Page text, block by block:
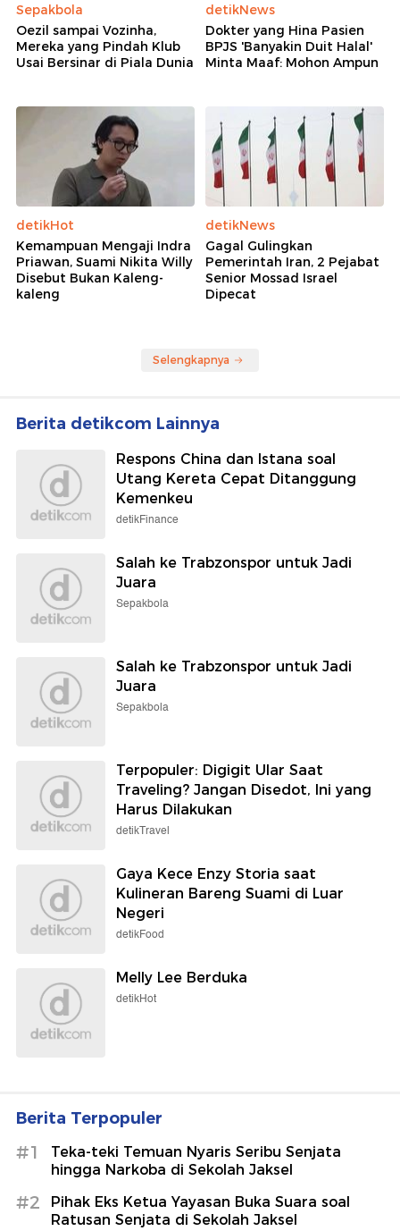
Sepakbola
Oezil sampai Vozinha,
Mereka yang Pindah Klub
Usai Bersinar di Piala Dunia
detikNews
Dokter yang Hina Pasien
BPJS 'Banyakin Duit Halal'
Minta Maaf: Mohon Ampun
detikHot
Kemampuan Mengaji Indra
Priawan, Suami Nikita Willy
Disebut Bukan Kaleng-
kaleng
detikNews
Gagal Gulingkan
Pemerintah Iran, 2 Pejabat
Senior Mossad Israel
Dipecat
Selengkapnya
Berita detikcom Lainnya
Respons China dan Istana soal
Utang Kereta Cepat Ditanggung
Kemenkeu
detikFinance
Salah ke Trabzonspor untuk Jadi
Juara
Sepakbola
Salah ke Trabzonspor untuk Jadi
Juara
Sepakbola
Terpopuler: Digigit Ular Saat
Traveling? Jangan Disedot, Ini yang
Harus Dilakukan
detikTravel
Gaya Kece Enzy Storia saat
Kulineran Bareng Suami di Luar
Negeri
detikFood
Melly Lee Berduka
detikHot
Berita Terpopuler
#1
Teka-teki Temuan Nyaris Seribu Senjata
hingga Narkoba di Sekolah Jaksel
#2
Pihak Eks Ketua Yayasan Buka Suara soal
Ratusan Senjata di Sekolah Jaksel